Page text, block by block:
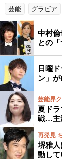
芸能 グラビア
中村
との
日曜
ン」
芸能界
夏ドラ
戦…主
再発見
堺雅人
動して